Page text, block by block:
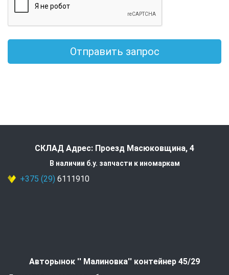
Отправить запрос
СКЛАД Адрес: Проезд Масюковщина, 4
В наличии б.у. запчасти к иномаркам
+375 (29) 6111910
Авторынок '' Малиновка'' контейнер 45/29